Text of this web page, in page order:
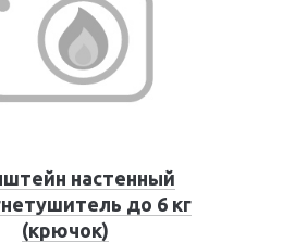
настенный
до 6 кг
(крючок)